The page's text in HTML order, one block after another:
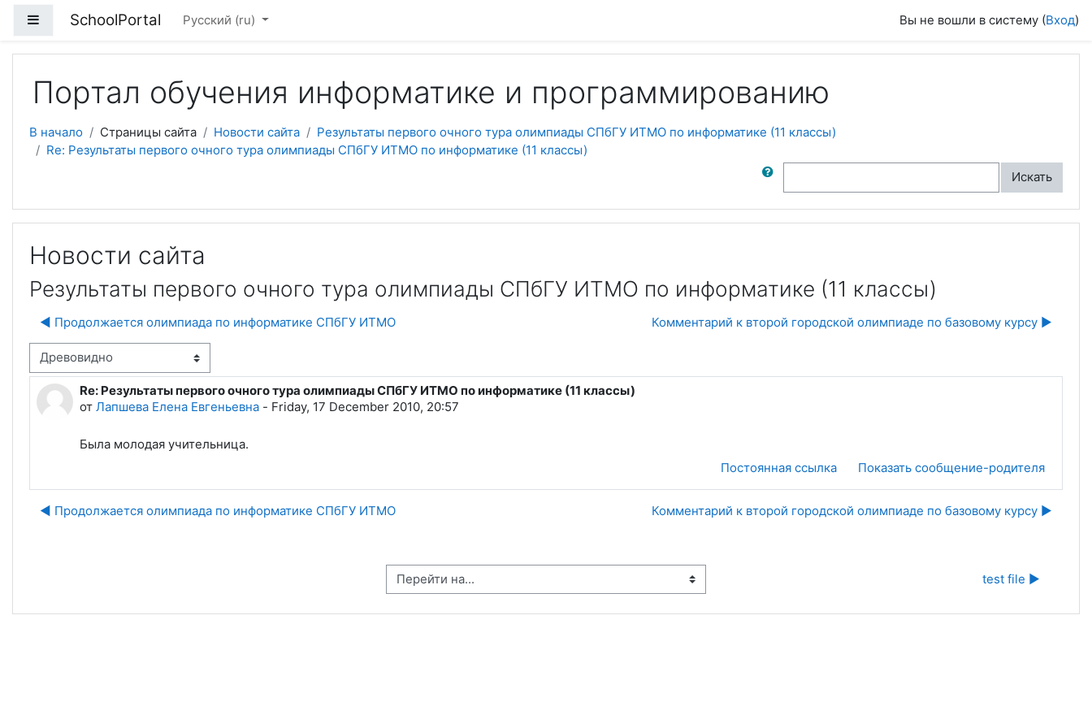
Боковая панель
SchoolPortal Русский ‎(ru)‎ Вы не вошли в систему (Вход)
Портал обучения информатике и программированию
В начало Страницы сайта Новости сайта
Результаты первого очного тура олимпиады СПбГУ ИТМО по информатике (11 классы)
Re: Результаты первого очного тура олимпиады СПбГУ ИТМО по информатике (11 классы)
Поиск по форумам
Искать
Новости сайта
Результаты первого очного тура олимпиады СПбГУ ИТМО по информатике (11 классы)
◀︎ Продолжается олимпиада по информатике СПбГУ ИТМО Комментарий к второй городской олимпиаде по базовому курсу ▶︎
отображения
Re: Результаты первого очного тура олимпиады СПбГУ ИТМО по информатике (11 классы)
от Лапшева Елена Евгеньевна - Friday, 17 December 2010, 20:57
Количество ответов: 0
Была молодая учительница.
Постоянная ссылка
Показать сообщение-родителя
◀︎ Продолжается олимпиада по информатике СПбГУ ИТМО Комментарий к второй городской олимпиаде по базовому курсу ▶︎
Перейти на... test file ▶︎